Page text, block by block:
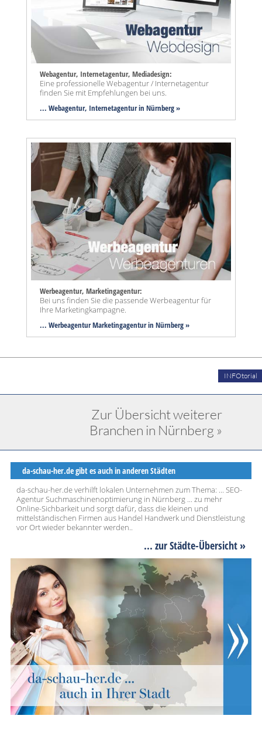
Webagentur, Internetagentur, Mediadesign:
Eine professionelle Webagentur / Internetagentur
finden Sie mit Empfehlungen bei uns.
... Webagentur, Internetagentur in Nürnberg »
Werbeagentur, Marketingagentur:
Bei uns finden Sie die passende Werbeagentur für
Ihre Marketingkampagne.
... Werbeagentur Marketingagentur in Nürnberg »
INFOtorial
Zur Übersicht weiterer
Branchen in Nürnberg »
da-schau-her.de gibt es auch in anderen Städten
da-schau-her.de verhilft lokalen Unternehmen zum Thema: ... SEO-
Agentur Suchmaschinenoptimierung in Nürnberg ... zu mehr
Online-Sichbarkeit und sorgt dafür, dass die kleinen und
mittelständischen Firmen aus Handel Handwerk und Dienstleistung
vor Ort wieder bekannter werden..
... zur Städte-Übersicht »